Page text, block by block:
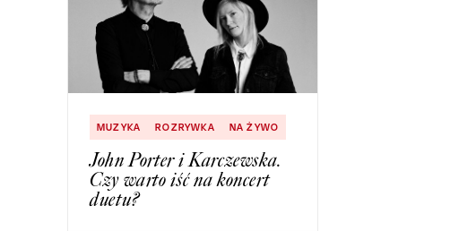
MUZYKA ROZRYWKA NA ŻYWO
John Porter i Karczewska.
Czy warto iść na koncert
duetu?